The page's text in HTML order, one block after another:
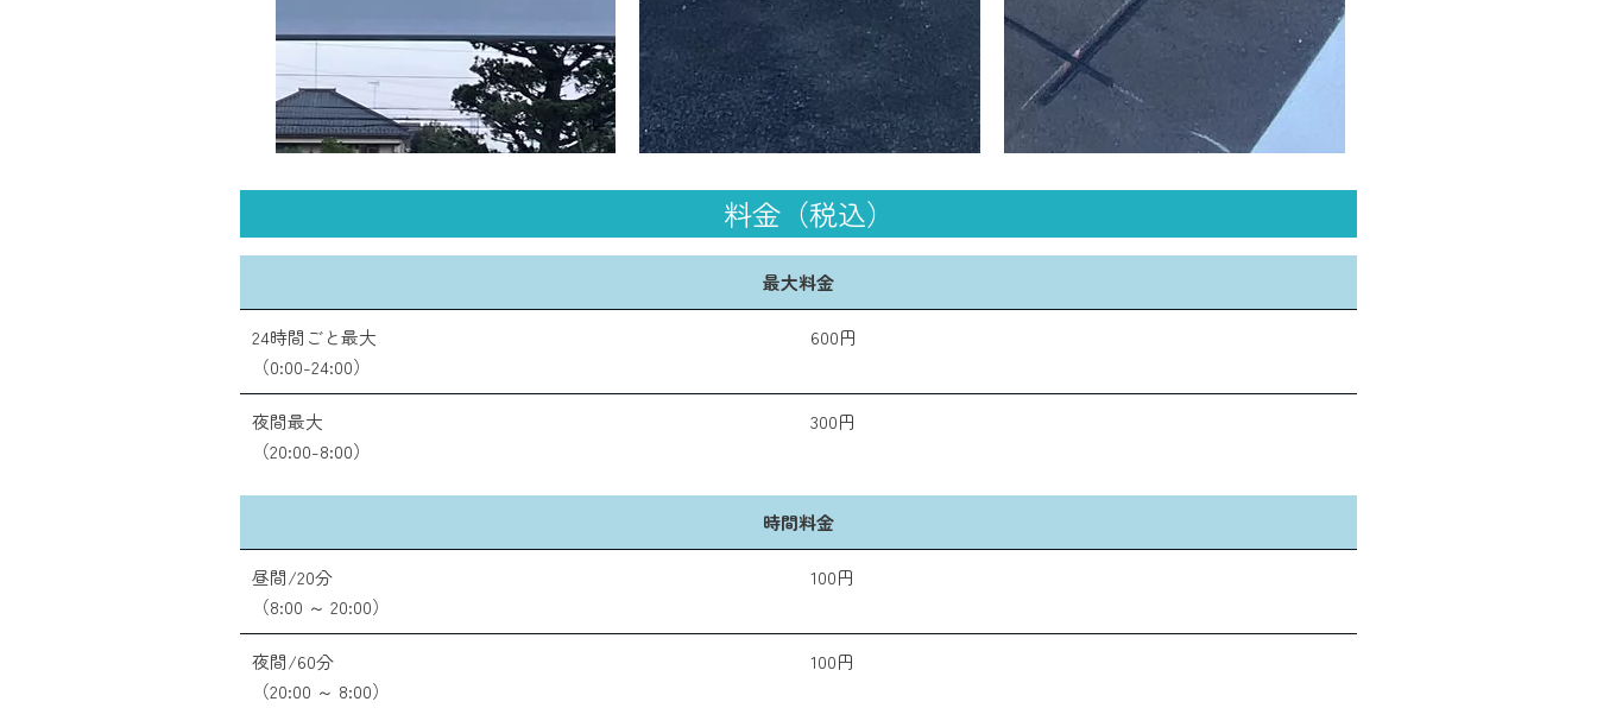
料金（税込）
最大料金
24時間ごと最大
（0:00-24:00）
600円
夜間最大
（20:00-8:00）
300円
時間料金
昼間/20分
（8:00 ～ 20:00）
100円
夜間/60分
（20:00 ～ 8:00）
100円